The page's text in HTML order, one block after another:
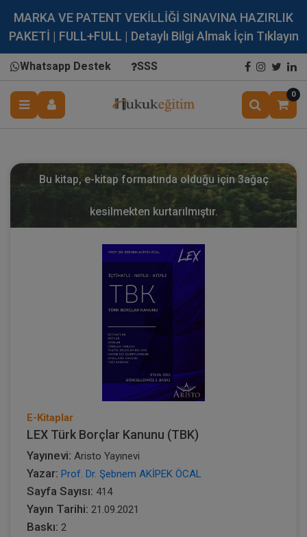
MARKA VE PATENT VEKİLLİĞİ SINAVINA HAZIRLIK
PAKETİ | FULL+FULL | Detaylı Bilgi Almak İçin Tıklayın
Whatsapp Destek SSS
0
Bu kitap, e-kitap formatında olduğu için3ağaç
kesilmekten kurtarılmıştır.
E-Kitaplar
LEX Türk Borçlar Kanunu (TBK)
Yayınevi: Aristo Yayınevi
Yazar: Prof. Dr. Şebnem AKİPEK ÖCAL
Sayfa Sayısı: 414
Yayın Tarihi: 21.09.2021
Baskı: 2